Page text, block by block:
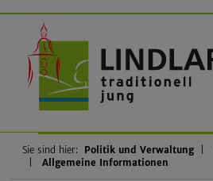
Sie sind hier: Politik und Verwaltung
Allgemeine Informationen